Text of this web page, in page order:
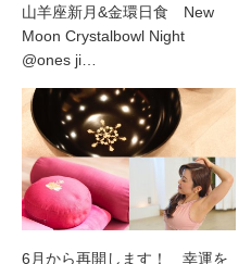
山羊座新月&金環日食 New
Moon Crystalbowl Night
@ones ji…
6月から再開します！ 幸運を